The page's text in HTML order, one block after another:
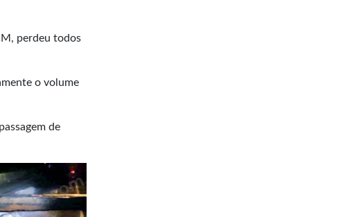
perdeu todos
o volume
de